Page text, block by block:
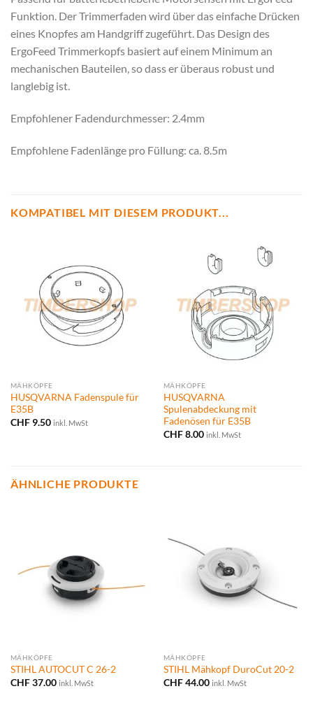
Funktion. Der Trimmerfaden wird über das einfache Drücken
eines Knopfes am Handgriff zugeführt. Das Design des
ErgoFeed Trimmerkopfs basiert auf einem Minimum an
mechanischen Bauteilen, so dass er überaus robust und
langlebig ist.
Empfohlener Fadendurchmesser: 2.4mm
Empfohlene Fadenlänge pro Füllung: ca. 8.5m
KOMPATIBEL MIT DIESEM PRODUKT...
MÄHKÖPFE
HUSQVARNA Fadenspule für
E35B
CHF9.50 inkl. MwSt
MÄHKÖPFE
HUSQVARNA
Spulenabdeckung mit
Fadenösen für E35B
CHF8.00 inkl. MwSt
ÄHNLICHE PRODUKTE
MÄHKÖPFE
STIHL AUTOCUT C 26-2
CHF37.00 inkl. MwSt
MÄHKÖPFE
STIHL Mähkopf DuroCut 20-2
CHF44.00 inkl. MwSt